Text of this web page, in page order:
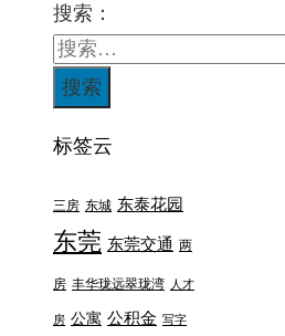
搜索：
标签云
三房 东城 东泰花园
东莞 东莞交通 两
房 丰华珑远翠珑湾 人才
房 公寓 公积金 写字